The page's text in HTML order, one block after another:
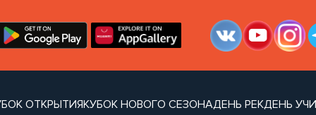
ОТКРЫТИЯКУБОК НОВОГО СЕЗОНАДЕНЬ РЕКДЕНЬ